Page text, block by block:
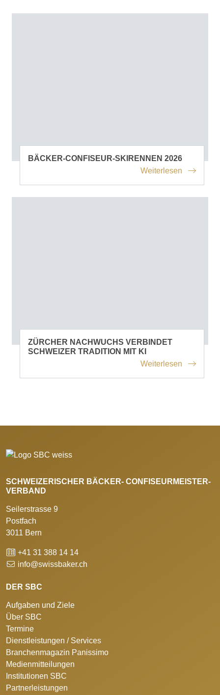
BÄCKER-CONFISEUR-SKIRENNEN 2026
Weiterlesen
ZÜRCHER NACHWUCHS VERBINDET
SCHWEIZER TRADITION MIT KI
Weiterlesen
SCHWEIZERISCHER BÄCKER- CONFISEURMEISTER-
VERBAND
Seilerstrasse 9
Postfach
3011 Bern
+41 31 388 14 14
info@swissbaker.ch
DER SBC
Aufgaben und Ziele
Über SBC
Termine
Dienstleistungen / Services
Branchenmagazin Panissimo
Medienmitteilungen
Institutionen SBC
Partnerleistungen